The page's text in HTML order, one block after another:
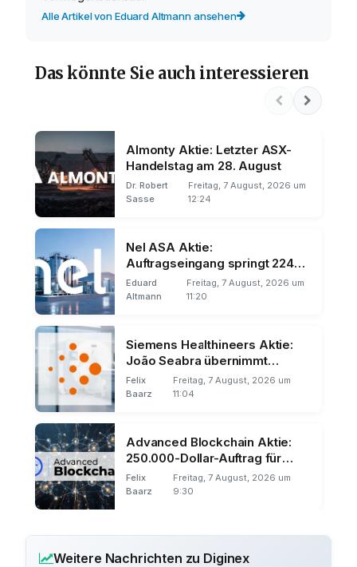
Alle Artikel von Eduard Altmann ansehen
Das könnte Sie auch interessieren
Almonty Aktie: Letzter ASX-
Handelstag am 28. August
Dr. Robert
Sasse
Freitag, 7 August, 2026 um
12:24
Nel ASA Aktie:
Auftragseingang springt 224
Prozent
Eduard
Altmann
Freitag, 7 August, 2026 um
11:20
Siemens Healthineers Aktie:
João Seabra übernimmt
Amerika
Felix
Baarz
Freitag, 7 August, 2026 um
11:04
Advanced Blockchain Aktie:
250.000-Dollar-Auftrag für
Silencio
Felix
Baarz
Freitag, 7 August, 2026 um
9:30
Weitere Nachrichten zu Diginex